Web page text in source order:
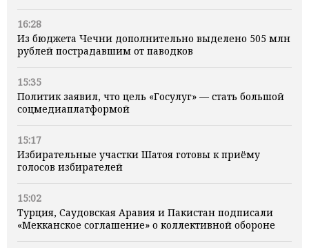
16:28
Из бюджета Чечни дополнительно выделено 505 млн
рублей пострадавшим от паводков
15:35
Политик заявил, что цель «Госулуг» — стать большой
соцмедиаплатформой
15:17
Избирательные участки Шатоя готовы к приёму
голосов избирателей
15:02
Турция, Саудовская Аравия и Пакистан подписали
«Мекканское соглашение» о коллективной обороне